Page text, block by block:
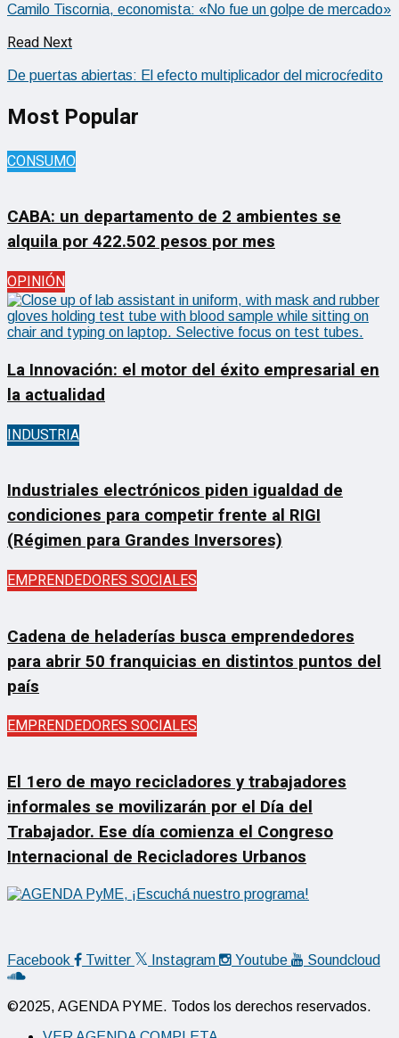
Camilo Tiscornia, economista: «No fue un golpe de mercado»
Read Next
De puertas abiertas: El efecto multiplicador del microcŕedito
Most Popular
CONSUMO
CABA: un departamento de 2 ambientes se
alquila por 422.502 pesos por mes
OPINIÓN
La Innovación: el motor del éxito empresarial en
la actualidad
INDUSTRIA
Industriales electrónicos piden igualdad de
condiciones para competir frente al RIGI
(Régimen para Grandes Inversores)
EMPRENDEDORES SOCIALES
Cadena de heladerías busca emprendedores
para abrir 50 franquicias en distintos puntos del
país
EMPRENDEDORES SOCIALES
El 1ero de mayo recicladores y trabajadores
informales se movilizarán por el Día del
Trabajador. Ese día comienza el Congreso
Internacional de Recicladores Urbanos
Facebook Twitter Instagram Youtube Soundcloud
©2025, AGENDA PYME. Todos los derechos reservados.